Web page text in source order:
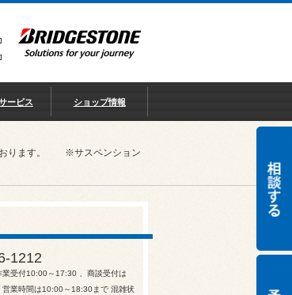
ービス ショップ情報
ております。 ※サスペンション
1212
業受付10:00～17:30 、商談受付は
業時間は10:00～18:30まで 混雑状